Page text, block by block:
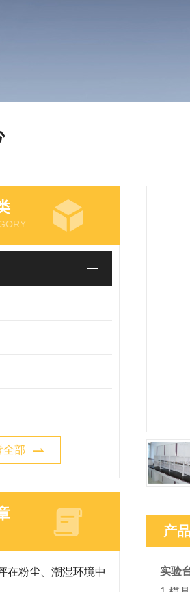
全部
在粉尘、潮湿环境中
产
实验